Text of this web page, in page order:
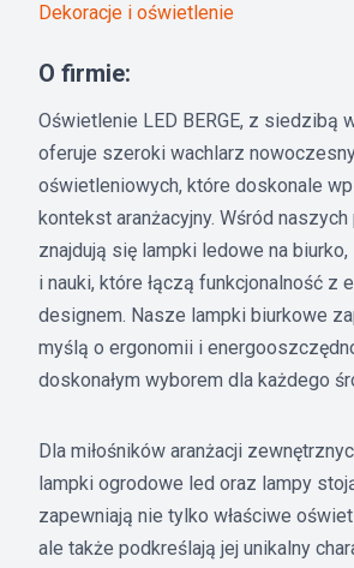
Dekoracje i oświetlenie
O firmie:
Oświetlenie LED BERGE, z siedzibą
oferuje szeroki wachlarz
oświetleniowych, które doskonale
kontekst aranżacyjny. Wśród
znajdują się lampki ledowe na
i nauki, które łączą funkcjonalność z
designem. Nasze lampki biurkowe
myślą o ergonomii i
doskonałym wyborem dla każdego
Dla miłośników aranżacji
lampki ogrodowe led oraz lampy
zapewniają nie tylko właściwe
ale także podkreślają jej unikalny